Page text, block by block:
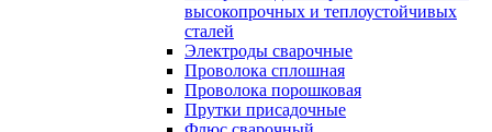
высокопрочных и теплоустойчивых
сталей
Электроды сварочные
Проволока сплошная
Проволока порошковая
Прутки присадочные